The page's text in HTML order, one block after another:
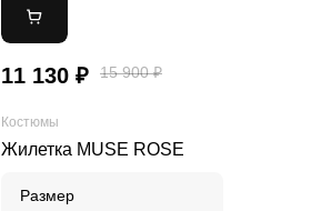
11 130 ₽ 15 900 ₽
Костюмы
Жилетка MUSE ROSE
Размер